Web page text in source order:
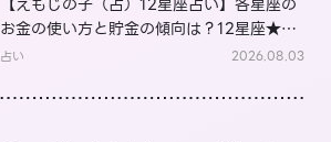
【えもじの子（占）12星座占い】各星座の
お金の使い方と貯金の傾向は？12星座★徹
底解説
占い 2026.08.03